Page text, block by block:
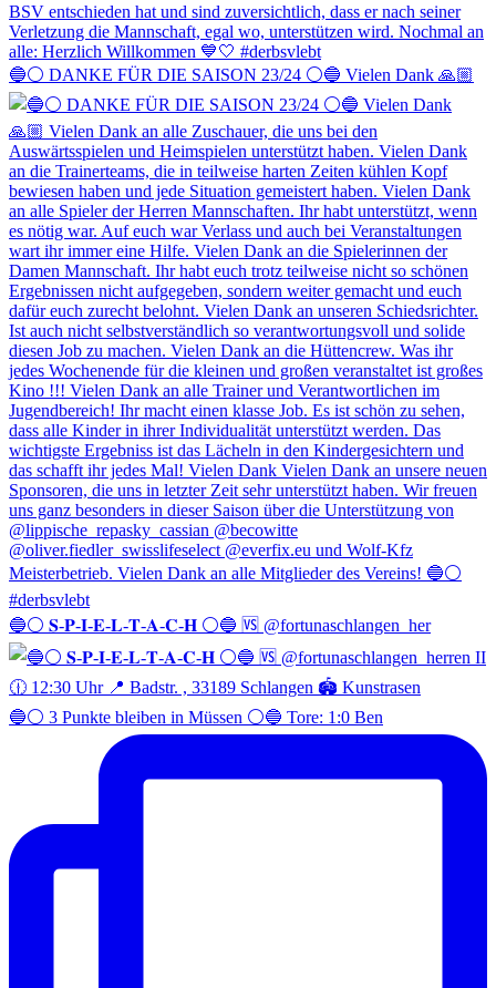
🔵⚪️ DANKE FÜR DIE SAISON 23/24 ⚪️🔵 Vielen Dank 🙏🏼
🔵⚪️ 𝐒-𝐏-𝐈-𝐄-𝐋-𝐓-𝐀-𝐂-𝐇 ⚪️🔵 🆚 @fortunaschlangen_her
🔵⚪️ 3 Punkte bleiben in Müssen ⚪️🔵 Tore: 1:0 Ben